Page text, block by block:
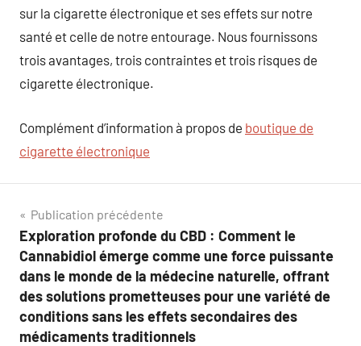
sur la cigarette électronique et ses effets sur notre
santé et celle de notre entourage. Nous fournissons
trois avantages, trois contraintes et trois risques de
cigarette électronique.
Complément d’information à propos de boutique de
cigarette électronique
Navigation
de
l’article
Publication précédente
Exploration profonde du CBD : Comment le
Cannabidiol émerge comme une force puissante
dans le monde de la médecine naturelle, offrant
des solutions prometteuses pour une variété de
conditions sans les effets secondaires des
médicaments traditionnels